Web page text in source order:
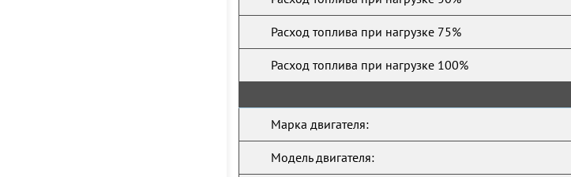
Расход топлива при нагрузке 75%
Расход топлива при нагрузке 100%
Марка двигателя:
Модель двигателя: